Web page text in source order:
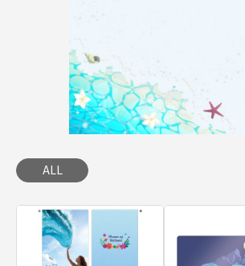
ALL